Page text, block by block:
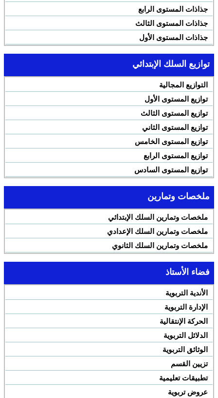
جذاذات المستوى الرابع
جذاذات المستوى الثالث
جذاذات المستوى الأول
توازيع السلك الإبتدائي
التوازيع المجالية
توازيع المستوى الأول
توازيع المستوى الثالث
توازيع المستوى الثاني
توازيع المستوى الخامس
توازيع المستوى الرابع
توازيع المستوى السادس
ملخصات وتمارين
ملخصات وتمارين السلك الإبتدائي
ملخصات وتمارين السلك الإعدادي
ملخصات وتمارين السلك الثانوي
فضاء الأستاذ
الأندية التربوية
الإدارة التربوية
الحركة الإنتقالية
الدلائل التربوية
الوثائق التربوية
تزيين القسم
تطبيقات تعليمية
عروض تربوية